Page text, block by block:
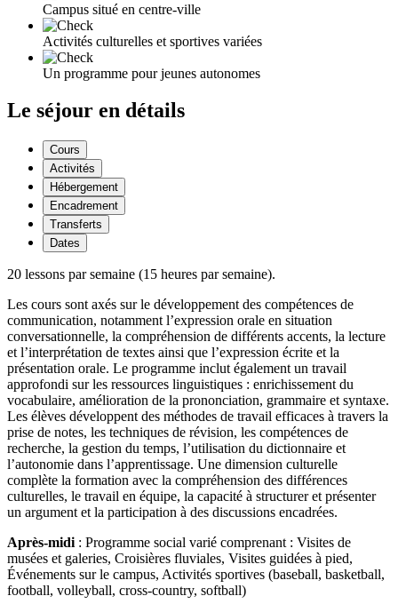
Campus situé en centre-ville
Activités culturelles et sportives variées
Un programme pour jeunes autonomes
Le séjour en détails
Cours
Activités
Hébergement
Encadrement
Transferts
Dates
20 lessons par semaine (15 heures par semaine).
Les cours sont axés sur le développement des compétences de
communication, notamment l’expression orale en situation
conversationnelle, la compréhension de différents accents, la lecture
et l’interprétation de textes ainsi que l’expression écrite et la
présentation orale. Le programme inclut également un travail
approfondi sur les ressources linguistiques : enrichissement du
vocabulaire, amélioration de la prononciation, grammaire et syntaxe.
Les élèves développent des méthodes de travail efficaces à travers la
prise de notes, les techniques de révision, les compétences de
recherche, la gestion du temps, l’utilisation du dictionnaire et
l’autonomie dans l’apprentissage. Une dimension culturelle
complète la formation avec la compréhension des différences
culturelles, le travail en équipe, la capacité à structurer et présenter
un argument et la participation à des discussions encadrées.
Après-midi : Programme social varié comprenant : Visites de
musées et galeries, Croisières fluviales, Visites guidées à pied,
Événements sur le campus, Activités sportives (baseball, basketball,
football, volleyball, cross-country, softball)